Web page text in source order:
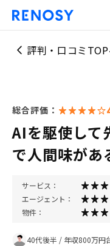
評判・口コミ
総合評価：
AIを駆使して
で人間味があ
サービス：
エージェント：
物件：
40代後半 / 年収800万円